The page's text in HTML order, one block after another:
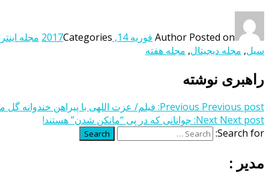
Author Posted on فوریه 14, 2017 Categories مجله
سیل, مجله دیجیتال, مجله هفته
راهبری نوشته
Previous Previous post:
فیلم/ عزت اللهی با پیراهن خندوانه گل
Next Next post:
جوانانی که در پی “مانکن‌ شدن” هستند!
Search for:
Search
مدیر :